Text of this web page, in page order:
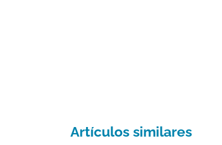
Artículos similares